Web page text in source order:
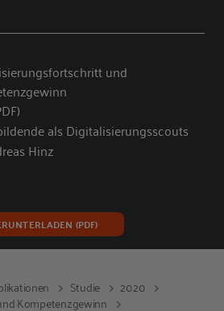
und
als Digitalisierungsscouts
Hinz
(PDF)
Studie
2020
Kompetenzgewinn